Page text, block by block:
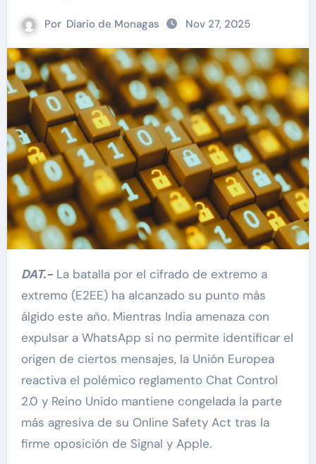
Por Diario de Monagas Nov 27, 2025
DAT.-La batalla por el cifrado de extremo a
extremo (E2EE) ha alcanzado su punto más
álgido este año. Mientras India amenaza con
expulsar a WhatsApp si no permite identificar el
origen de ciertos mensajes, la Unión Europea
reactiva el polémico reglamento Chat Control
2.0 y Reino Unido mantiene congelada la parte
más agresiva de su Online Safety Act tras la
firme oposición de Signal y Apple.